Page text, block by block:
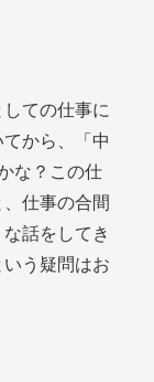
ての仕事に
から、「中
な？この仕
仕事の合間
話をしてき
う疑問はお